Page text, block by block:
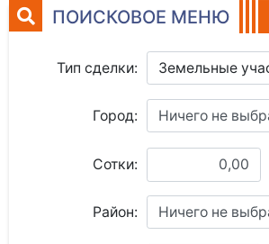
ПОИСКОВОЕ МЕНЮ
Тип сделки: Земельные
Город: Ничего не
Сотки:
Район: Ничего не